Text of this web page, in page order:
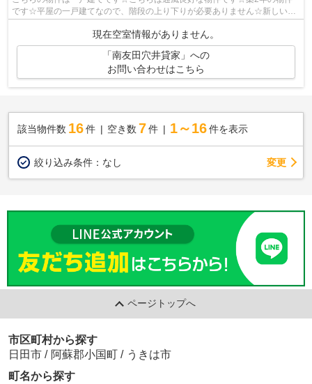
です☆平屋の一戸建てなので、階段の上り下りが必要ありません☆新しい
年、新しい出会い☆そして新しい賃貸戸建てを...
現在空室情報がありません。
「南友田穴井貸家」への
お問い合わせはこちら
該当物件数 16件 空き数 7 件 1～16 件を表示
絞り込み条件： なし 変更
ページトップへ
市区町村から探す
日田市 / 阿蘇郡小国町 / うきは市
町名から探す